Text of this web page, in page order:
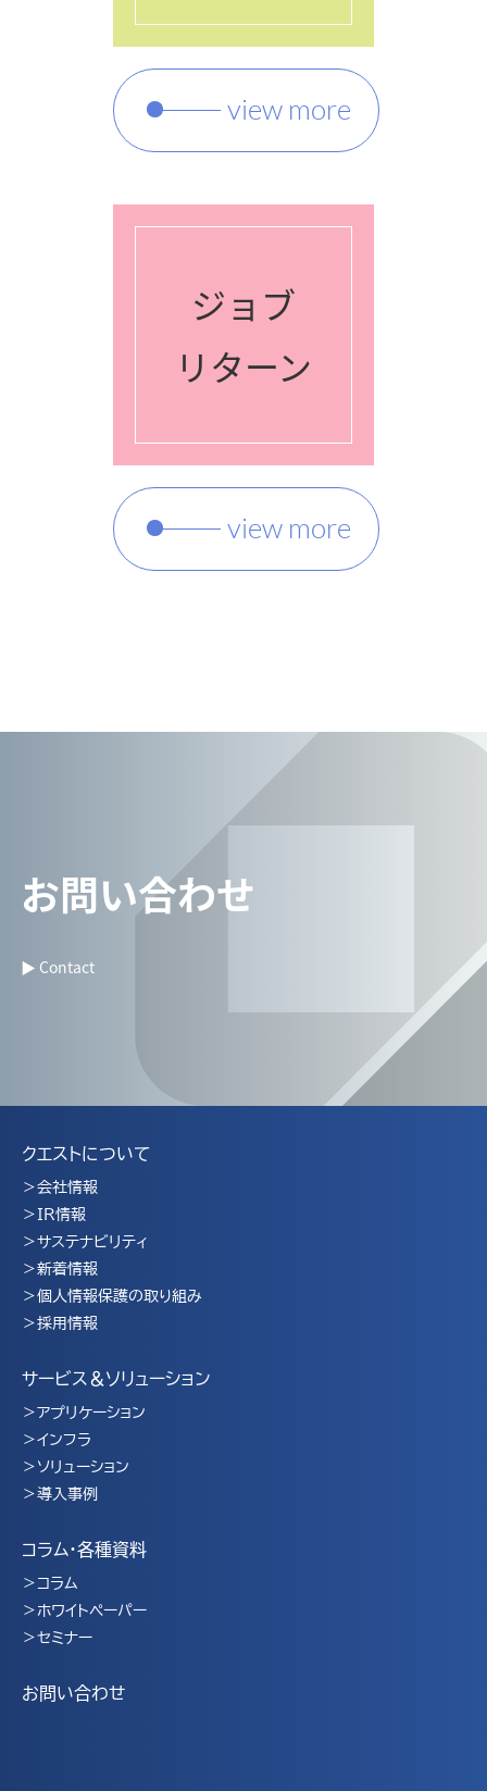
view more
ジョブ
リターン
view more
お問い合わせ
▶ Contact
クエストについて
会社情報
IR情報
サステナビリティ
新着情報
個人情報保護の取り組み
採用情報
サービス＆ソリューション
アプリケーション
インフラ
ソリューション
導入事例
コラム・各種資料
コラム
ホワイトペーパー
セミナー
お問い合わせ